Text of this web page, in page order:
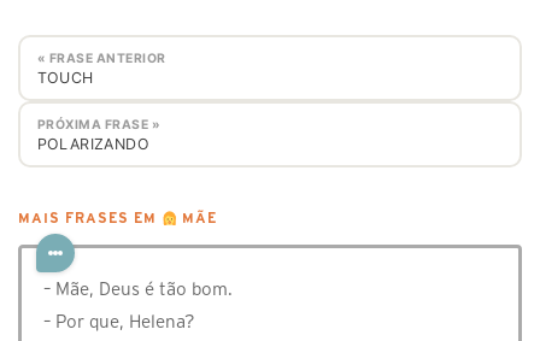
« FRASE ANTERIOR
TOUCH
PRÓXIMA FRASE »
POLARIZANDO
MAIS FRASES EM MÃE
– Mãe, Deus é tão bom.
– Por que, Helena?